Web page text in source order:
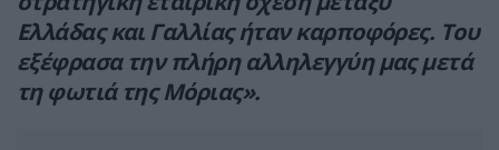
Ελλάδας και Γαλλίας ήταν καρποφόρες. Του
εξέφρασα την πλήρη αλληλεγγύη μας μετά
τη φωτιά της Μόριας».